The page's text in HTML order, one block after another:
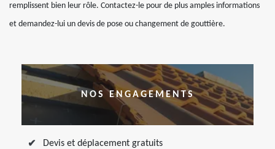
remplissent bien leur rôle. Contactez-le pour de plus amples informations
et demandez-lui un devis de pose ou changement de gouttière.
NOS ENGAGEMENTS
Devis et déplacement gratuits